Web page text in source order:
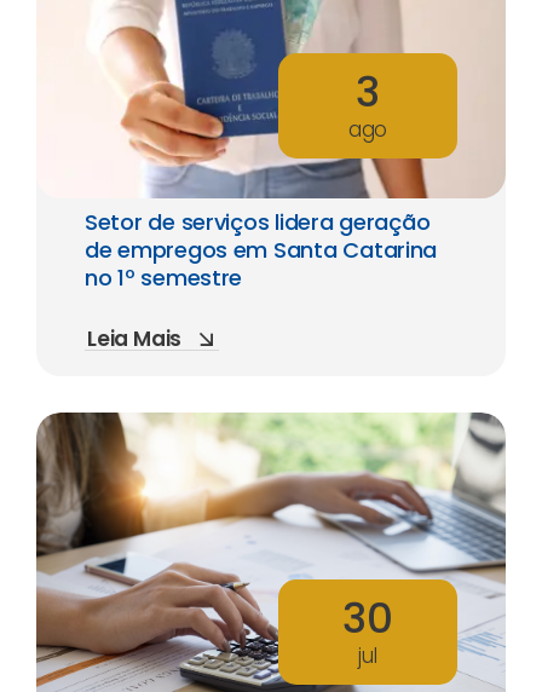
3
ago
Setor de serviços lidera geração
de empregos em Santa Catarina
no 1º semestre
Leia Mais
30
jul